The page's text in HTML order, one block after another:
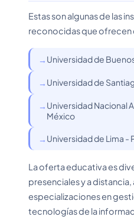
Estas son algunas de las
reconocidas que ofrecen
Universidad de
Universidad de
Universidad Nacional
México
Universidad de Lima -
La oferta educativa es
presenciales y a distancia,
especializaciones en
tecnologías de la